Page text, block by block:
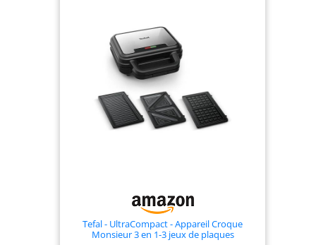
fondues et grillées. Les plaques à sceller
conservent les ingrédients à l’intérieur
CONCEPTION CONVIVIALE:Cet appareil toaster &
gaufrier est doté d'un système de rangement du
câble intégré facile à utiliser, permettant de
conserver un plan de travail bien rangé. Le
rangement vertical compact permet de gagner de
la place dans la cuisine
Tefal - UltraCompact - Appareil Croque
Monsieur 3 en 1-3 jeux de plaques